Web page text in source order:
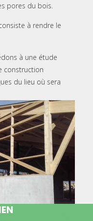
pores du bois.
à rendre le
à une étude
construction
du lieu où sera